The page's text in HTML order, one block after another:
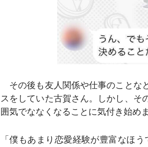
その後も友人関係や仕事のことな
スをしていた古賀さん。しかし、そ
囲気でななくなることに気付き始め
「僕もあまり恋愛経験が豊富なほ